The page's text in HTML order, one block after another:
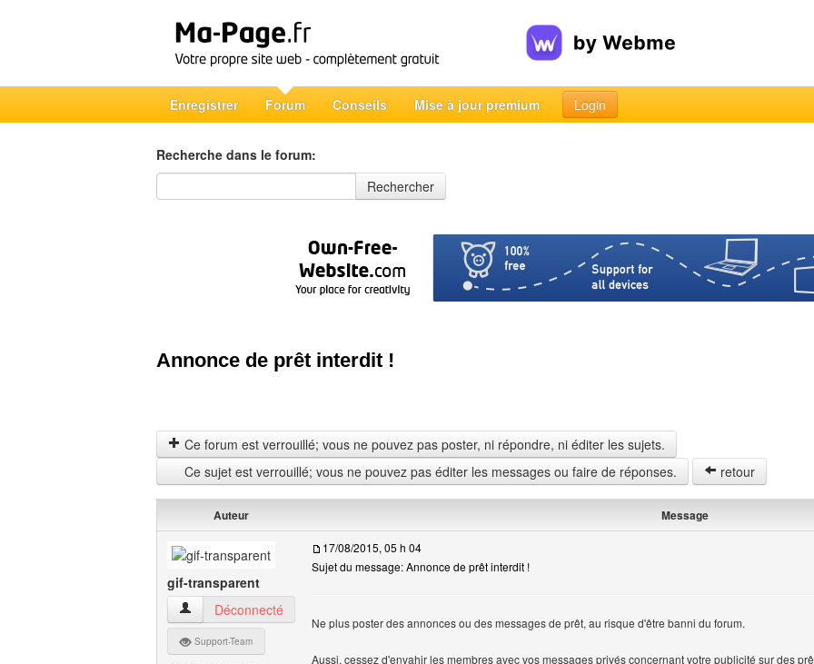
Enregistrer Forum Conseils Mise à jour premium Login
Recherche dans le forum:
Recherche dans le forum
Rechercher
Annonce de prêt interdit !
Ce forum est verrouillé; vous ne pouvez pas poster, ni répondre, ni éditer les sujets.
Ce sujet est verrouillé; vous ne pouvez pas éditer les messages ou faire de réponses.
retour
Auteur Message
gif-transparent
gif-transparent Voir le profil de l'utilisateur
Déconnecté
Support-Team
17/08/2015, 05 h 04
Sujet du message: Annonce de prêt interdit !
Ne plus poster des annonces ou des messages de prêt, au risque d'être banni du forum.
Aussi, cessez d'envahir les membres avec vos messages privés concernant votre publicité sur des